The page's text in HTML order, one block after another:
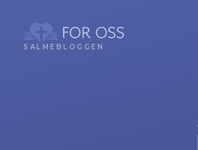
SALMEBLOGGEN